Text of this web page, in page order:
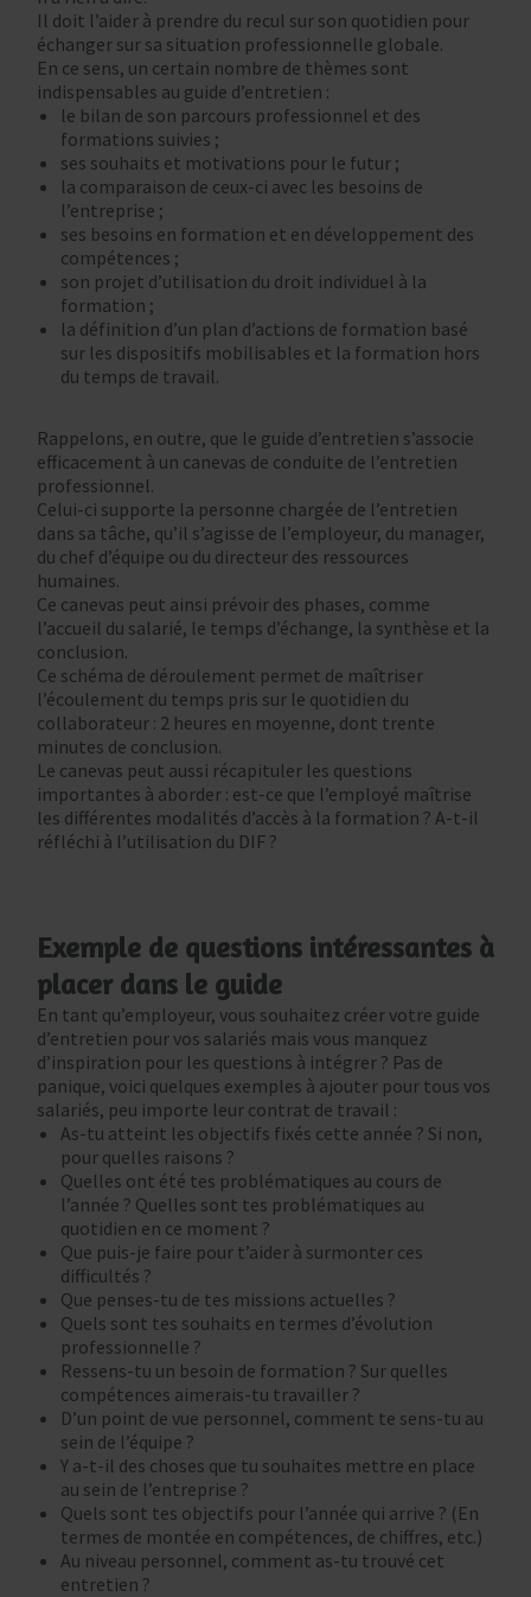
Il doit l’aider à prendre du recul sur son quotidien pour
échanger sur sa situation professionnelle globale.
En ce sens, un certain nombre de thèmes sont
indispensables au guide d’entretien :
le bilan de son parcours professionnel et des
formations suivies ;
ses souhaits et motivations pour le futur ;
la comparaison de ceux-ci avec les besoins de
l’entreprise ;
ses besoins en formation et en développement des
compétences ;
son projet d’utilisation du droit individuel à la
formation ;
la définition d’un plan d’actions de formation basé
sur les dispositifs mobilisables et la formation hors
du temps de travail.
Rappelons, en outre, que le guide d’entretien s’associe
efficacement à un canevas de conduite de l’entretien
professionnel.
Celui-ci supporte la personne chargée de l’entretien
dans sa tâche, qu’il s’agisse de l’employeur, du manager,
du chef d’équipe ou du directeur des ressources
humaines.
Ce canevas peut ainsi prévoir des phases, comme
l’accueil du salarié, le temps d’échange, la synthèse et la
conclusion.
Ce schéma de déroulement permet de maîtriser
l’écoulement du temps pris sur le quotidien du
collaborateur : 2 heures en moyenne, dont trente
minutes de conclusion.
Le canevas peut aussi récapituler les questions
importantes à aborder : est-ce que l’employé maîtrise
les différentes modalités d’accès à la formation ? A-t-il
réfléchi à l’utilisation du DIF ?
Exemple de questions intéressantes à
placer dans le guide
En tant qu’employeur, vous souhaitez créer votre guide
d’entretien pour vos salariés mais vous manquez
d’inspiration pour les questions à intégrer ? Pas de
panique, voici quelques exemples à ajouter pour tous vos
salariés, peu importe leur contrat de travail :
As-tu atteint les objectifs fixés cette année ? Si non,
pour quelles raisons ?
Quelles ont été tes problématiques au cours de
l’année ? Quelles sont tes problématiques au
quotidien en ce moment ?
Que puis-je faire pour t’aider à surmonter ces
difficultés ?
Que penses-tu de tes missions actuelles ?
Quels sont tes souhaits en termes d’évolution
professionnelle ?
Ressens-tu un besoin de formation ? Sur quelles
compétences aimerais-tu travailler ?
D’un point de vue personnel, comment te sens-tu au
sein de l’équipe ?
Y a-t-il des choses que tu souhaites mettre en place
au sein de l’entreprise ?
Quels sont tes objectifs pour l’année qui arrive ? (En
termes de montée en compétences, de chiffres, etc.)
Au niveau personnel, comment as-tu trouvé cet
entretien ?